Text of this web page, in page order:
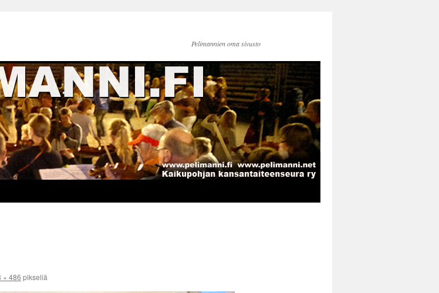
Pelimannien oma sivusto
× 486 pikseliä